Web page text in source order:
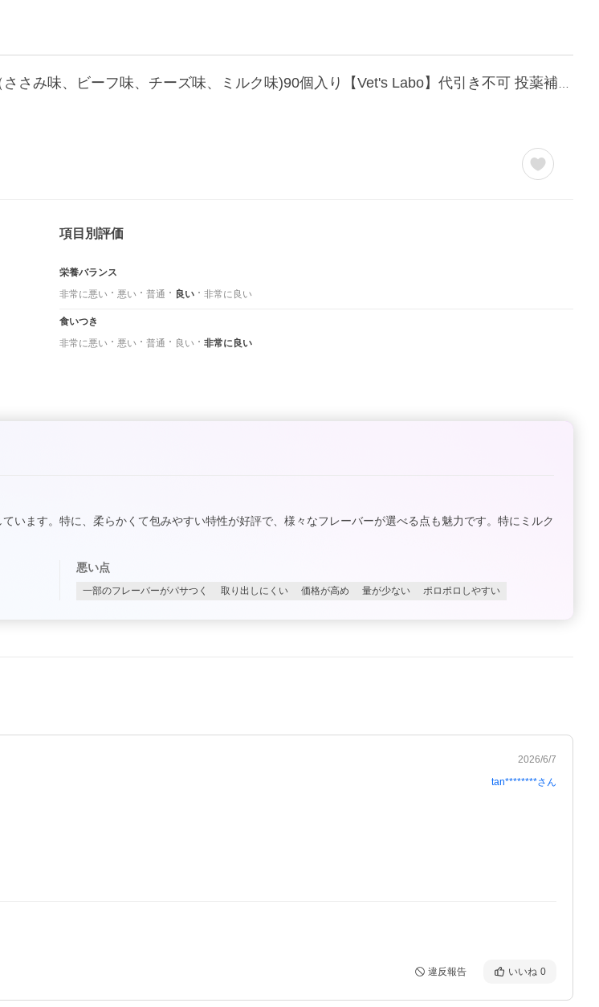
項目別評価
栄養バランス
非常に悪い
悪い 普通 良い 非常に良い
食いつき
非常に悪い
悪い 普通 良い 非常に良い
います。特に、柔らかくて包みやすい特性が好評で、様々なフレーバーが選べる点も魅力です。特にミルク
悪い点
一部のフレーバーがパサつく 取り出しにくい 価格が高め 量が少ない ポロポロしやすい
2026/6/7
tan********さん
違反報告 いいね 0